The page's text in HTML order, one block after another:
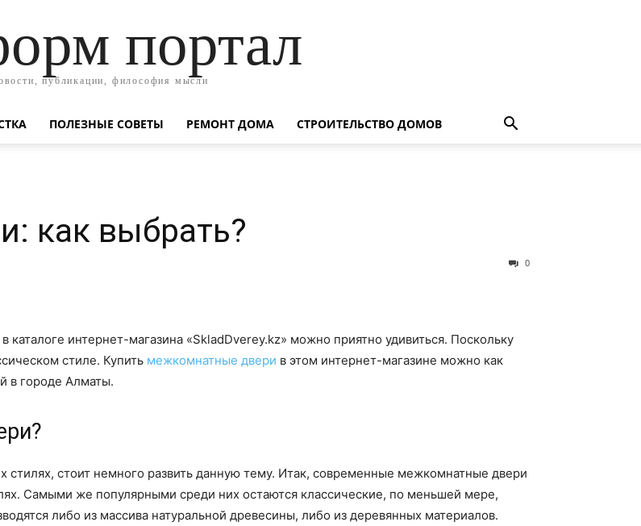
портал
публикации, философия мысли
ПОЛЕЗНЫЕ СОВЕТЫ РЕМОНТ ДОМА СТРОИТЕЛЬСТВО ДОМОВ
как выбрать?
0
интернет-магазина «SkladDverey.kz» можно приятно удивиться. Поскольку
стиле. Купить межкомнатные двери в этом интернет-магазине можно как
в городе Алматы.
стоит немного развить данную тему. Итак, современные межкомнатные двери
Самыми же популярными среди них остаются классические, по меньшей мере,
либо из массива натуральной древесины, либо из деревянных материалов.